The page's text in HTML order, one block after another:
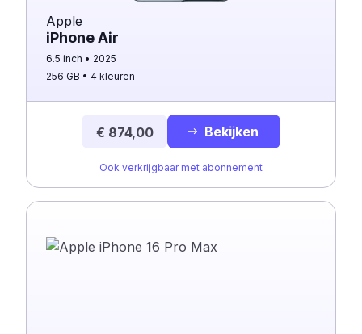
Apple
iPhone Air
6.5 inch
2025
256 GB
4 kleuren
€ 874,00 Bekijken
Ook verkrijgbaar met abonnement